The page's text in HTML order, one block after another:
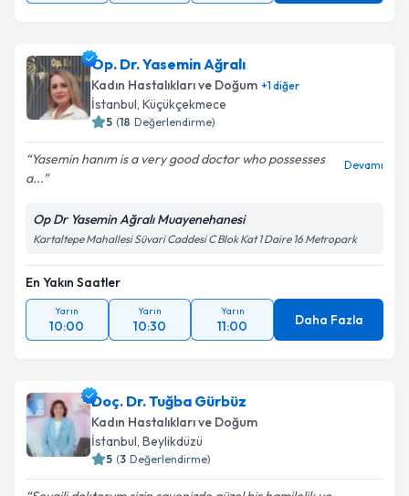
Op. Dr. Yasemin Ağralı
Kadın Hastalıkları ve Doğum +1diğer
İstanbul, Küçükçekmece
5 (18 Değerlendirme)
Yasemin hanım is a very good doctor who possesses
a...
Devamı
Op Dr Yasemin Ağralı Muayenehanesi
Kartaltepe Mahallesi Süvari Caddesi C Blok Kat 1 Daire 16 Metropark
En Yakın Saatler
Yarın
10:00
Yarın
10:30
Yarın
11:00 Daha Fazla
Doç. Dr. Tuğba Gürbüz
Kadın Hastalıkları ve Doğum
İstanbul, Beylikdüzü
5 (3 Değerlendirme)